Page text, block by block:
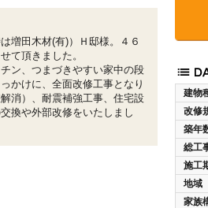
建物
改修
築年
総工
施工
地域
家族
増田木材(有)）Ｈ邸様。４６
て頂きました。
ン、つまづきやすい家中の段
かけに、全面改修工事となり
消）、耐震補強工事、住宅設
換や外部改修をいたしまし